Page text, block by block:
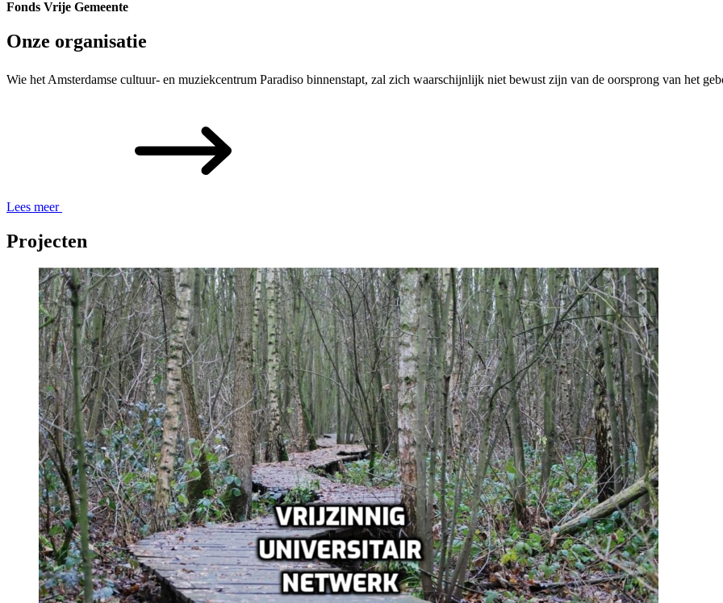
Fonds Vrije Gemeente
Onze organisatie
Wie het Amsterdamse cultuur- en muziekcentrum Paradiso binnenstapt, zal zich waarschijnlijk niet bewust zijn van de oorsprong van het
Lees meer
Projecten